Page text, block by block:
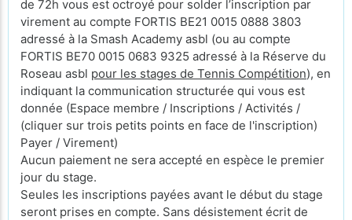
de 72h vous est octroyé pour solder l’inscription par
virement au compte FORTIS BE21 0015 0888 3803
adressé à la Smash Academy asbl (ou au compte
FORTIS BE70 0015 0683 9325 adressé à la Réserve du
Roseau asbl pour les stages de Tennis Compétition), en
indiquant la communication structurée qui vous est
donnée (Espace membre / Inscriptions / Activités /
(cliquer sur trois petits points en face de l'inscription)
Payer / Virement)
Aucun paiement ne sera accepté en espèce le premier
jour du stage.
Seules les inscriptions payées avant le début du stage
seront prises en compte. Sans désistement écrit de